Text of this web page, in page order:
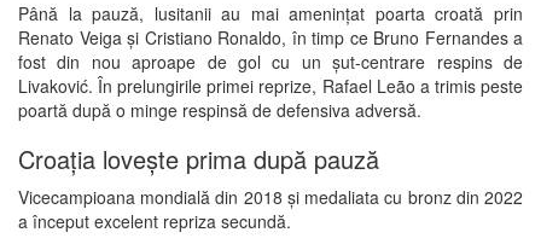
Până la pauză, lusitanii au mai amenințat poarta croată prin
Renato Veiga și Cristiano Ronaldo, în timp ce Bruno Fernandes a
fost din nou aproape de gol cu un șut-centrare respins de
Livaković. În prelungirile primei reprize, Rafael Leão a trimis peste
poartă după o minge respinsă de defensiva adversă.
Croația lovește prima după pauză
Vicecampioana mondială din 2018 și medaliata cu bronz din 2022
a început excelent repriza secundă.